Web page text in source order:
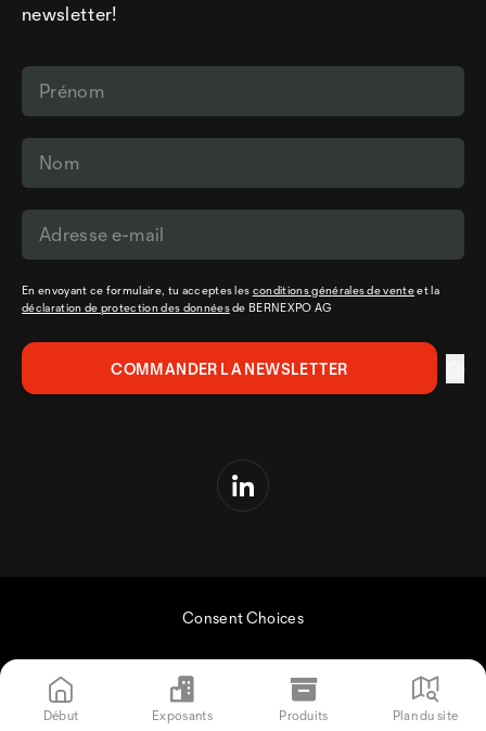
newsletter!
En envoyant ce formulaire, tu acceptes les conditions générales de venteet la
déclaration de protection des donnéesde BERNEXPO AG
Consent Choices
Début Exposants Produits Plan du site